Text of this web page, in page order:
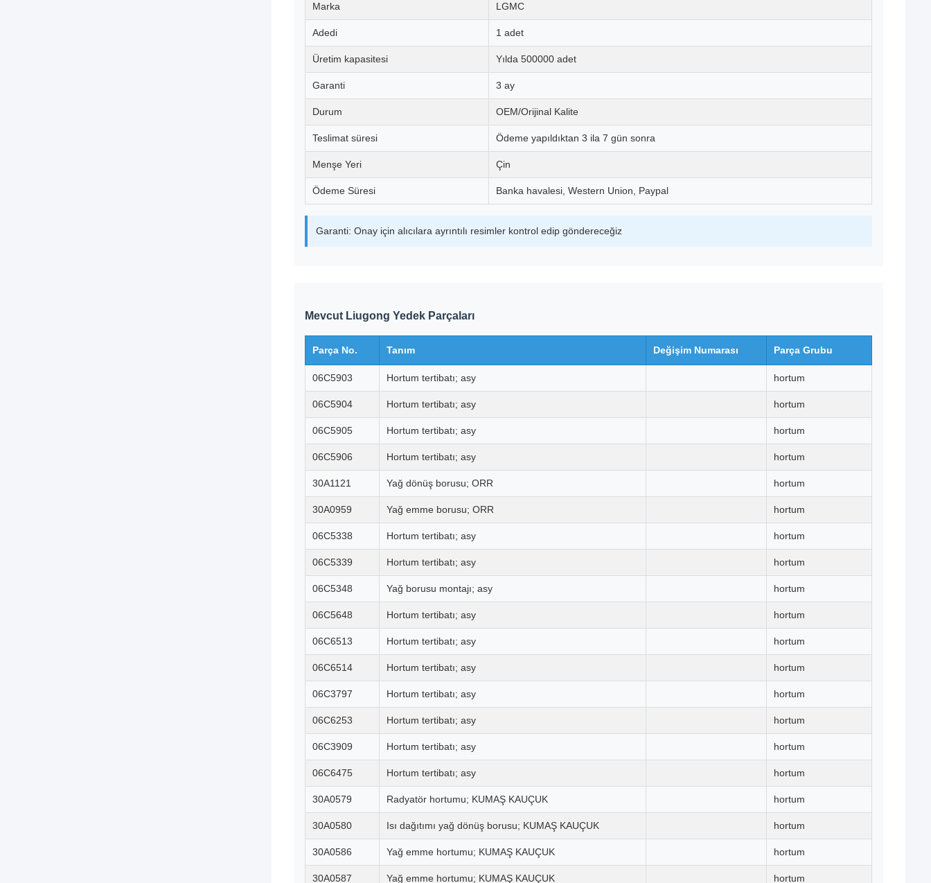
Marka LGMC
Adedi 1 adet
Üretim kapasitesi Yılda 500000 adet
Garanti 3 ay
Durum OEM/Orijinal Kalite
Teslimat süresi Ödeme yapıldıktan 3 ila 7 gün sonra
Menşe Yeri Çin
Ödeme Süresi Banka havalesi, Western Union, Paypal
Garanti: Onay için alıcılara ayrıntılı resimler kontrol edip göndereceğiz
Mevcut Liugong Yedek Parçaları
Parça No. Tanım Değişim Numarası Parça Grubu
06C5903 Hortum tertibatı; asy hortum
06C5904 Hortum tertibatı; asy hortum
06C5905 Hortum tertibatı; asy hortum
06C5906 Hortum tertibatı; asy hortum
30A1121 Yağ dönüş borusu; ORR hortum
30A0959 Yağ emme borusu; ORR hortum
06C5338 Hortum tertibatı; asy hortum
06C5339 Hortum tertibatı; asy hortum
06C5348 Yağ borusu montajı; asy hortum
06C5648 Hortum tertibatı; asy hortum
06C6513 Hortum tertibatı; asy hortum
06C6514 Hortum tertibatı; asy hortum
06C3797 Hortum tertibatı; asy hortum
06C6253 Hortum tertibatı; asy hortum
06C3909 Hortum tertibatı; asy hortum
06C6475 Hortum tertibatı; asy hortum
30A0579 Radyatör hortumu; KUMAŞ KAUÇUK hortum
30A0580 Isı dağıtımı yağ dönüş borusu; KUMAŞ KAUÇUK hortum
30A0586 Yağ emme hortumu; KUMAŞ KAUÇUK hortum
30A0587 Yağ emme hortumu; KUMAŞ KAUÇUK hortum